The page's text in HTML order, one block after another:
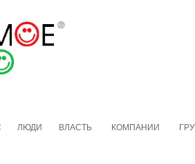
ЛЮДИ ВЛАСТЬ КОМПАНИИ